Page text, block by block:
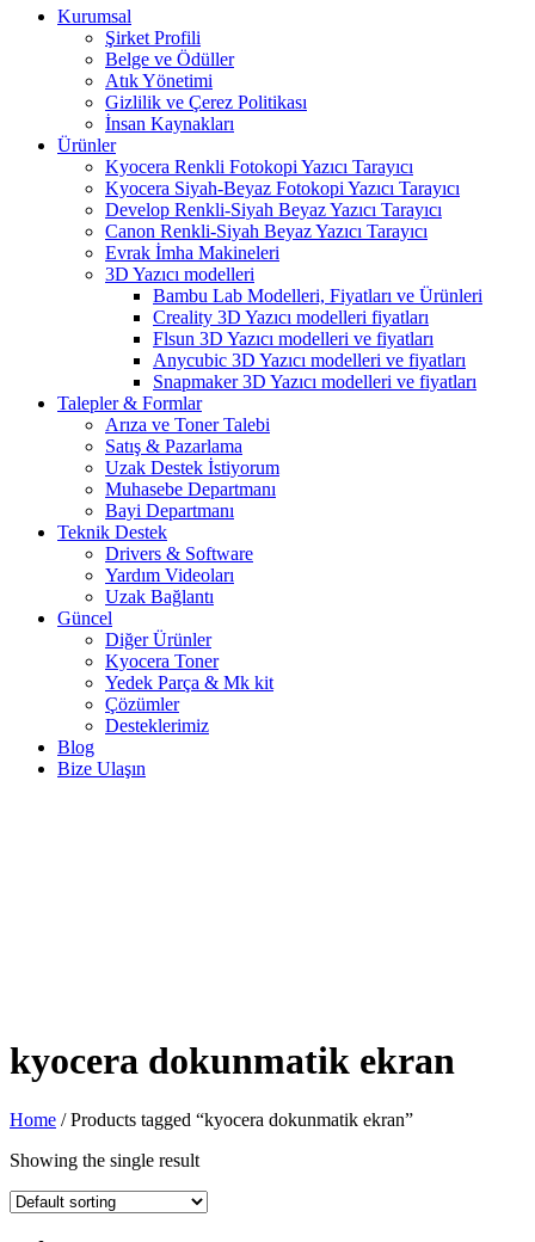
Kurumsal
Şirket Profili
Belge ve Ödüller
Atık Yönetimi
Gizlilik ve Çerez Politikası
İnsan Kaynakları
Ürünler
Kyocera Renkli Fotokopi Yazıcı Tarayıcı
Kyocera Siyah-Beyaz Fotokopi Yazıcı Tarayıcı
Develop Renkli-Siyah Beyaz Yazıcı Tarayıcı
Canon Renkli-Siyah Beyaz Yazıcı Tarayıcı
Evrak İmha Makineleri
3D Yazıcı modelleri
Bambu Lab Modelleri, Fiyatları ve Ürünleri
Creality 3D Yazıcı modelleri fiyatları
Flsun 3D Yazıcı modelleri ve fiyatları
Anycubic 3D Yazıcı modelleri ve fiyatları
Snapmaker 3D Yazıcı modelleri ve fiyatları
Talepler & Formlar
Arıza ve Toner Talebi
Satış & Pazarlama
Uzak Destek İstiyorum
Muhasebe Departmanı
Bayi Departmanı
Teknik Destek
Drivers & Software
Yardım Videoları
Uzak Bağlantı
Güncel
Diğer Ürünler
Kyocera Toner
Yedek Parça & Mk kit
Çözümler
Desteklerimiz
Blog
Bize Ulaşın
kyocera dokunmatik ekran
Home / Products tagged “kyocera dokunmatik ekran”
Showing the single result